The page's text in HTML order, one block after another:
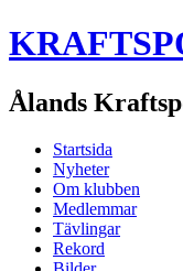
Ålands
Startsida
Nyheter
Om klubben
Medlemmar
Tävlingar
Rekord